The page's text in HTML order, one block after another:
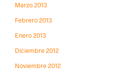
Marzo 2013
Febrero 2013
Enero 2013
Diciembre 2012
Noviembre 2012